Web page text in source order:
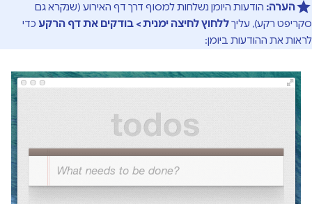
הערה: הודעות היומן נשלחות למסוף דרך דף האירוע (שנקרא גם
סקריפט רקע), עליךללחוץ לחיצה ימנית > בודקים את דף הרקע כדי
לראות את ההודעות ביומן: